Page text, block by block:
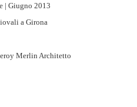
| Giugno 2013
a Girona
Merlin Architetto